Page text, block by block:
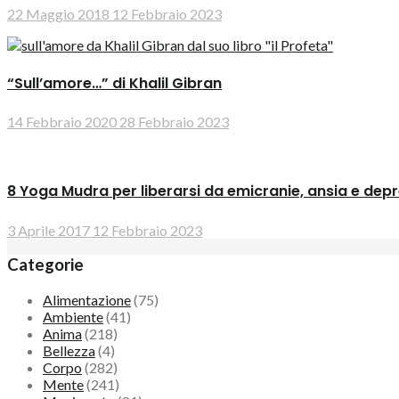
22 Maggio 2018 12 Febbraio 2023
“Sull’amore…” di Khalil Gibran
14 Febbraio 2020 28 Febbraio 2023
8 Yoga Mudra per liberarsi da emicranie, ansia e
3 Aprile 2017 12 Febbraio 2023
Categorie
Alimentazione(75)
Ambiente(41)
Anima(218)
Bellezza(4)
Corpo (282)
Mente(241)